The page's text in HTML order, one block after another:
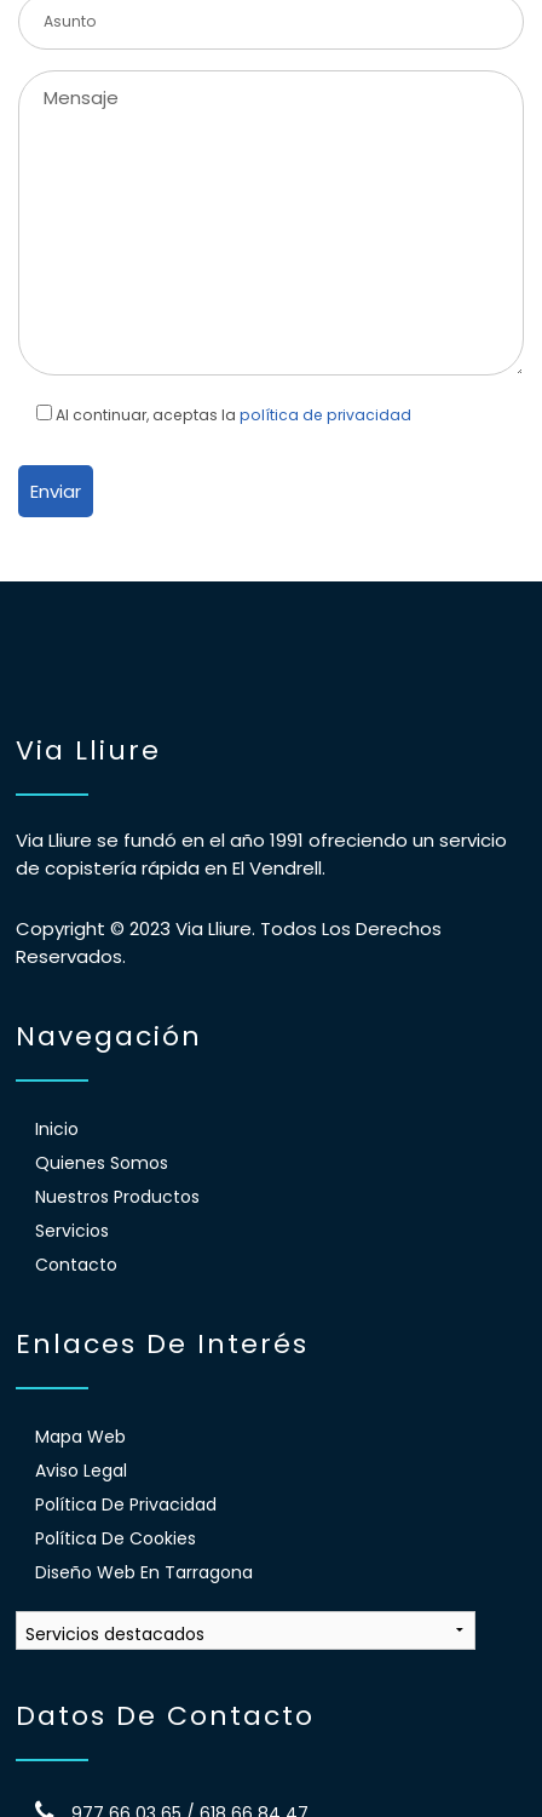
Al continuar, aceptas la política de privacidad
Via Lliure
Via Lliure se fundó en el año 1991 ofreciendo un servicio
de copistería rápida en El Vendrell.
Copyright © 2023 Via Lliure. Todos Los Derechos
Reservados.
Navegación
Inicio
Quienes Somos
Nuestros Productos
Servicios
Contacto
Enlaces De Interés
Mapa Web
Aviso Legal
Política De Privacidad
Política De Cookies
Diseño Web En Tarragona
Datos De Contacto